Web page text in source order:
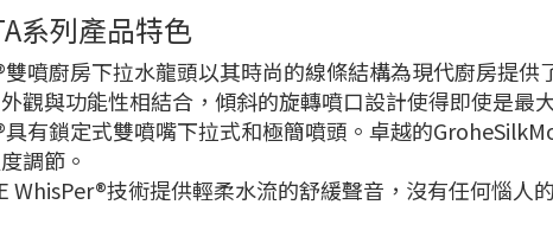
系列產品特色
噴廚房下拉水龍頭以其時尚的線條結構為現代廚房提供
觀與功能性相結合，傾斜的旋轉噴口設計使得即使是最
有鎖定式雙噴嘴下拉式和極簡噴頭。卓越的
調節。
WhisPer®技術提供輕柔水流的舒緩聲音，沒有任何惱人